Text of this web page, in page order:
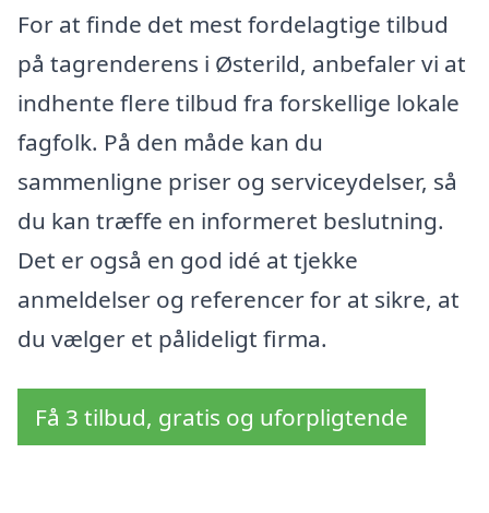
For at finde det mest fordelagtige tilbud
på tagrenderens i Østerild, anbefaler vi at
indhente flere tilbud fra forskellige lokale
fagfolk. På den måde kan du
sammenligne priser og serviceydelser, så
du kan træffe en informeret beslutning.
Det er også en god idé at tjekke
anmeldelser og referencer for at sikre, at
du vælger et pålideligt firma.
Få 3 tilbud, gratis og uforpligtende